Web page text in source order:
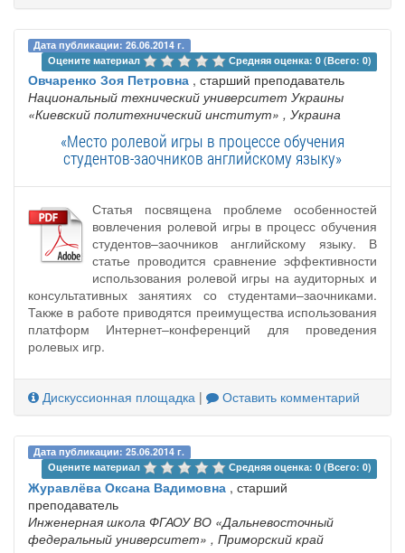
Дата публикации: 26.06.2014 г.
Оцените материал
Средняя оценка: 0 (Всего: 0)
Овчаренко Зоя Петровна , старший преподаватель
Национальный технический университет Украины
«Киевский политехнический институт» , Украина
«Место ролевой игры в процессе обучения
студентов-заочников английскому языку»
Статья посвящена проблеме особенностей
вовлечения ролевой игры в процесс обучения
студентов–заочников английскому языку. В
статье проводится сравнение эффективности
использования ролевой игры на аудиторных и
консультативных занятиях со студентами–заочниками.
Также в работе приводятся преимущества использования
платформ Интернет–конференций для проведения
ролевых игр.
Дискуссионная площадка | Оставить комментарий
Дата публикации: 25.06.2014 г.
Оцените материал
Средняя оценка: 0 (Всего: 0)
Журавлёва Оксана Вадимовна , старший
преподаватель
Инженерная школа ФГАОУ ВО «Дальневосточный
федеральный университет» , Приморский край